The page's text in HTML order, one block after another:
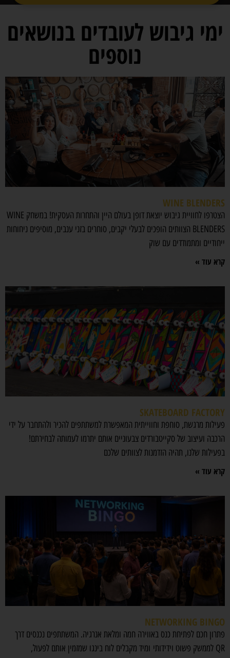
ימי גיבוש לעובדים בנושאים
נוספים
WINE BLENDERS
הצטרפו לחוויית גיבוש יוצאת דופן בעולם היין והתחרות העסקית! במשחק WINE
BLENDERS הצוותים הופכים לבעלי יקבים, סוחרים בזני ענבים, מוסיפים ניחוחות
ייחודיים ומתמודדים עם שוק
קרא עוד »
SKATEBOARD FACTORY
פעילות מרגשת, סוחפת וחווייתית המאפשרת למשתתפים להכיר ולהתחבר על ידי
הרכבה ועיצוב של סקייטבורדים צבעוניים אותם יתרמו לעמותה לבחירתם!
בפעילות שלנו, תהיה הזדמנות לצוותים שלכם
קרא עוד »
NETWORKING BINGO
פתרון חכם לפתיחת כנס באווירה חמה ומלאת אנרגיה. המשתתפים נכנסים דרך
QR לממשק פשוט וידידותי ומיד מקבלים לוח בינגו שמזמין אותם לפעול,